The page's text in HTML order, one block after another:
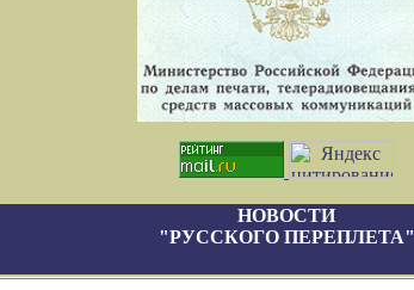
НОВОСТИ
"РУССКОГО ПЕРЕПЛЕТА"